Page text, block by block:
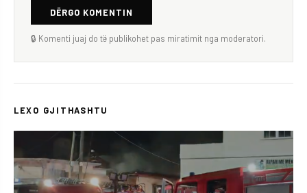
DËRGO KOMENTIN
🔒 Komenti juaj do të publikohet pas miratimit nga moderatori.
LEXO GJITHASHTU